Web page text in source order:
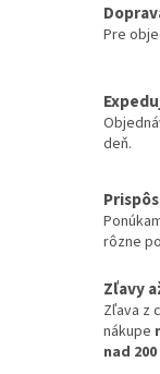
Pre
deň.
rôzne
Zľavy
Zľava z
nákupe
nad 200